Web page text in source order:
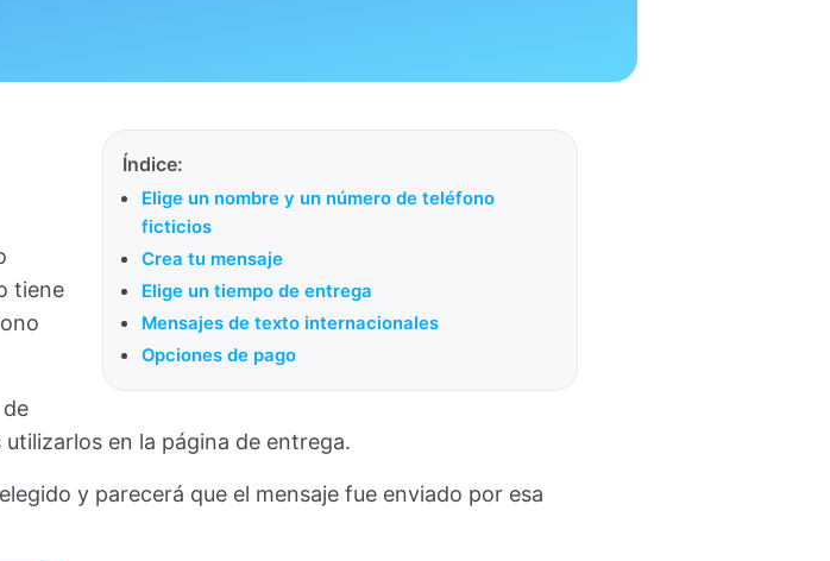
Índice:
Elige un nombre y un número de teléfono
ficticios
Crea tu mensaje
Elige un tiempo de entrega
Mensajes de texto internacionales
Opciones de pago
tiene
en la página de entrega.
y parecerá que el mensaje fue enviado por esa